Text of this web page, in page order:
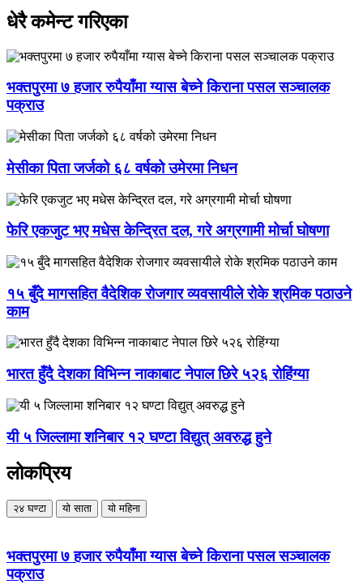
धेरै कमेन्ट गरिएका
भक्तपुरमा ७ हजार रुपैयाँमा ग्यास बेच्ने किराना पसल सञ्चालक
पक्राउ
मेसीका पिता जर्जको ६८ वर्षको उमेरमा निधन
फेरि एकजुट भए मधेस केन्द्रित दल, गरे अग्रगामी मोर्चा घोषणा
१५ बुँदे मागसहित वैदेशिक रोजगार व्यवसायीले रोके श्रमिक पठाउने
काम
भारत हुँदै देशका विभिन्न नाकाबाट नेपाल छिरे ५२६ रोहिंग्या
यी ५ जिल्लामा शनिबार १२ घण्टा विद्युत् अवरुद्ध हुने
लोकप्रिय
२४ घण्टा यो साता यो महिना
भक्तपुरमा ७ हजार रुपैयाँमा ग्यास बेच्ने किराना पसल सञ्चालक
पक्राउ